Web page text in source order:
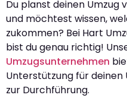
Du planst deinen Umzug
und möchtest wissen,
zukommen? Bei Hart
bist du genau richtig!
Umzugsunternehmen
Unterstützung für deinen
zur Durchführung.